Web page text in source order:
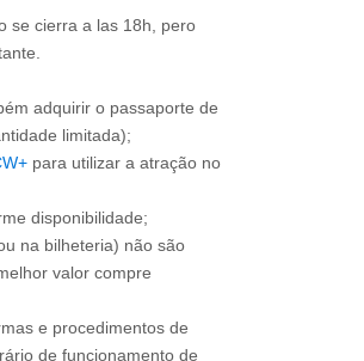
se cierra a las 18h, pero
adquirir o passaporte de
limitada);
para utilizar a atração no
disponibilidade;
na bilheteria) não são
valor compre
e procedimentos de
de funcionamento de